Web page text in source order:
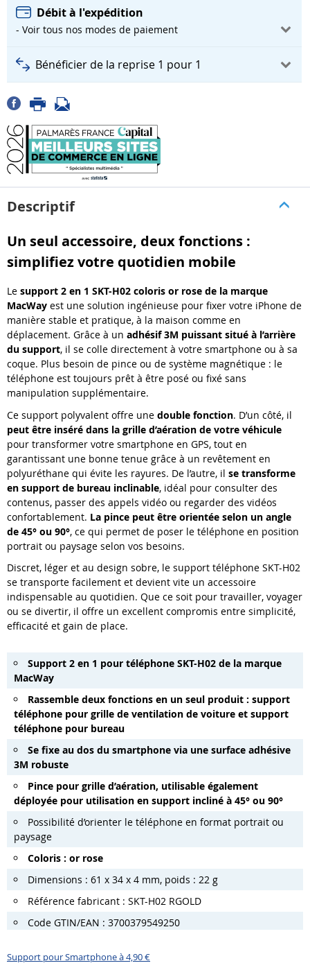
Débit à l'expédition
- Voir tous nos modes de paiement
Bénéficier de la reprise 1 pour 1
Descriptif
Un seul accessoire, deux fonctions :
simplifiez votre quotidien mobile
Le support 2 en 1 SKT-H02 coloris or rose de la marque
MacWay est une solution ingénieuse pour fixer votre iPhone de
manière stable et pratique, à la maison comme en
déplacement. Grâce à un adhésif 3M puissant situé à l’arrière
du support, il se colle directement à votre smartphone ou à sa
coque. Plus besoin de pince ou de système magnétique : le
téléphone est toujours prêt à être posé ou fixé sans
manipulation supplémentaire.
Ce support polyvalent offre une double fonction. D’un côté, il
peut être inséré dans la grille d’aération de votre véhicule
pour transformer votre smartphone en GPS, tout en
garantissant une bonne tenue grâce à un revêtement en
polyuréthane qui évite les rayures. De l’autre, il se transforme
en support de bureau inclinable, idéal pour consulter des
contenus, passer des appels vidéo ou regarder des vidéos
confortablement. La pince peut être orientée selon un angle
de 45° ou 90°, ce qui permet de poser le téléphone en position
portrait ou paysage selon vos besoins.
Discret, léger et au design sobre, le support téléphone SKT-H02
se transporte facilement et devient vite un accessoire
indispensable au quotidien. Que ce soit pour travailler, voyager
ou se divertir, il offre un excellent compromis entre simplicité,
efficacité et gain de place.
Support 2 en 1 pour téléphone SKT-H02 de la marque
MacWay
Rassemble deux fonctions en un seul produit : support
téléphone pour grille de ventilation de voiture et support
téléphone pour bureau
Se fixe au dos du smartphone via une surface adhésive
3M robuste
Pince pour grille d’aération, utilisable également
déployée pour utilisation en support incliné à 45° ou 90°
Possibilité d’orienter le téléphone en format portrait ou
paysage
Coloris : or rose
Dimensions : 61 x 34 x 4 mm, poids : 22 g
Référence fabricant : SKT-H02 RGOLD
Code GTIN/EAN : 3700379549250
Support pour Smartphone à 4,90 €